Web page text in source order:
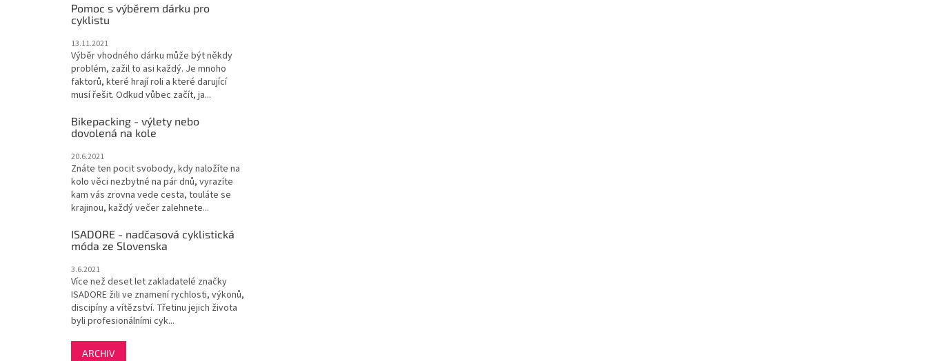
Pomoc s výběrem dárku pro
cyklistu
13.11.2021
Výběr vhodného dárku může být někdy
problém, zažil to asi každý. Je mnoho
faktorů, které hrají roli a které darující
musí řešit. Odkud vůbec začít, ja...
Bikepacking - výlety nebo
dovolená na kole
20.6.2021
Znáte ten pocit svobody, kdy naložíte na
kolo věci nezbytné na pár dnů, vyrazíte
kam vás zrovna vede cesta, touláte se
krajinou, každý večer zalehnete...
ISADORE - nadčasová cyklistická
móda ze Slovenska
3.6.2021
Více než deset let zakladatelé značky
ISADORE žili ve znamení rychlosti, výkonů,
discipíny a vítězství. Třetinu jejich života
byli profesionálními cyk...
ARCHIV